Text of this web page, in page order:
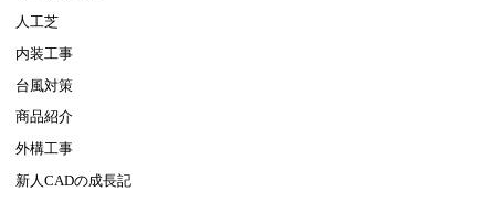
人工芝
内装工事
台風対策
商品紹介
外構工事
新人CADの成長記